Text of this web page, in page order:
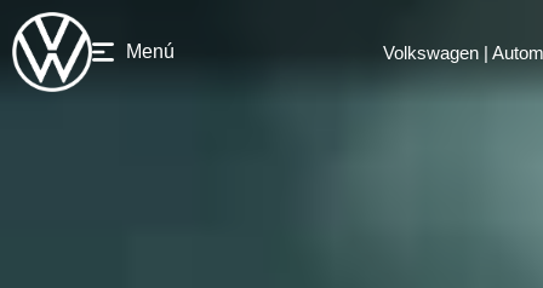
Menú Volkswagen |